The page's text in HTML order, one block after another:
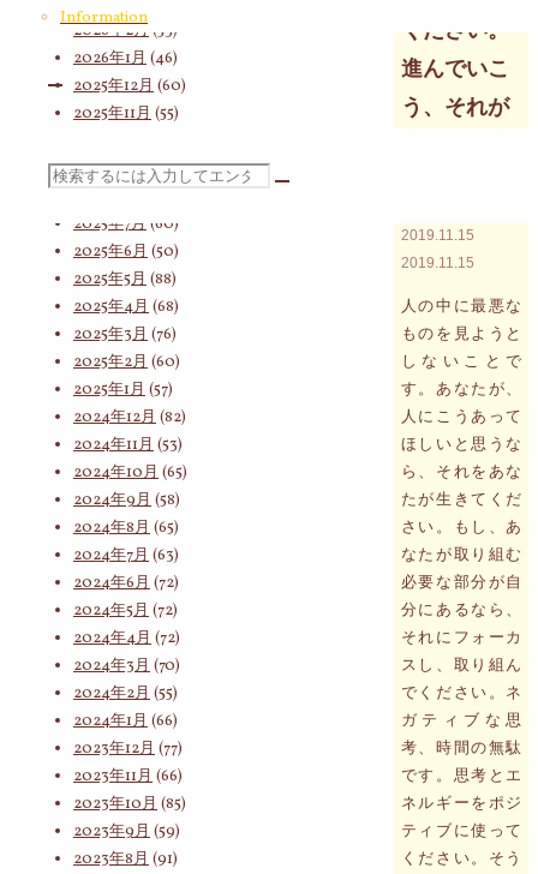
Information
検
対
ください。
進んでいこ
う、それが
2019.11.15
2019.11.15
人の中に最悪な
ものを見ようと
しないことで
す。あなたが、
人にこうあって
ほしいと思うな
ら、それをあな
たが生きてくだ
さい。もし、あ
なたが取り組む
必要な部分が自
分にあるなら、
それにフォーカ
スし、取り組ん
でください。ネ
ガティブな思
考、時間の無駄
です。思考とエ
ネルギーをポジ
ティブに使って
ください。そう
2026年2月 (53)
2026年1月 (46)
2025年12月 (60)
2025年11月 (55)
2025年9月(62)
2025年7月 (60)
2025年6月 (50)
2025年5月 (88)
2025年4月 (68)
2025年3月 (76)
2025年2月 (60)
2025年1月 (57)
2024年12月 (82)
2024年11月 (53)
2024年10月 (65)
2024年9月 (58)
2024年8月 (65)
2024年7月 (63)
2024年6月 (72)
2024年5月 (72)
2024年4月 (72)
2024年3月 (70)
2024年2月 (55)
2024年1月 (66)
2023年12月 (77)
2023年11月 (66)
2023年10月 (85)
2023年9月 (59)
2023年8月 (91)